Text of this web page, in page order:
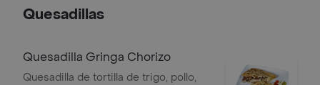
Quesadillas
Quesadilla Gringa Chorizo
Quesadilla de tortilla de trigo, pollo,